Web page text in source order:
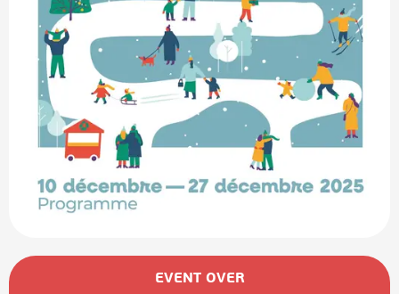
Öffnungszeiten & Kontaktdaten
EVENT OVER